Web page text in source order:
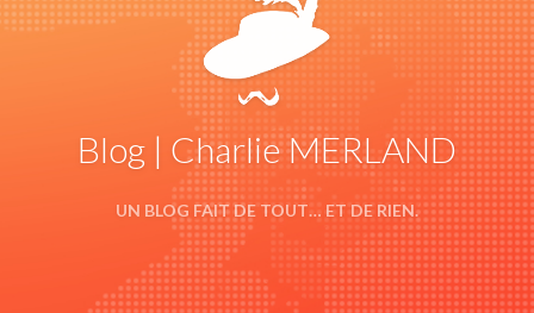
Blog | Charlie MERLAND
UN BLOG FAIT DE TOUT… ET DE RIEN.